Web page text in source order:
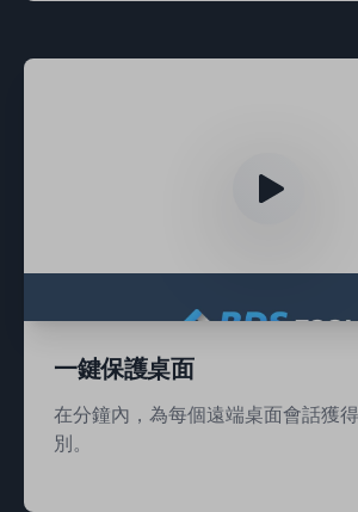
一鍵保護桌面
在分鐘內，為每個遠端桌面會話獲
別。